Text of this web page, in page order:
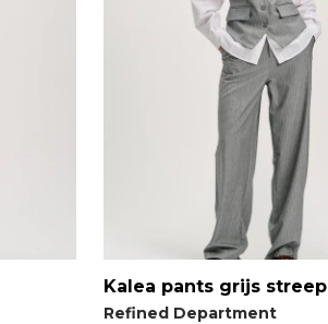
Kalea pants grijs streep
Refined Department